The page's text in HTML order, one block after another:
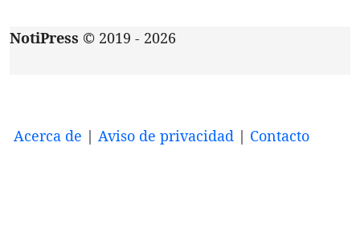
NotiPress © 2019 - 2026
Acerca de | Aviso de privacidad | Contacto